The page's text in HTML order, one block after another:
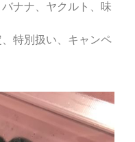
ナナ、ヤクルト、味
特別扱い、キャンペ